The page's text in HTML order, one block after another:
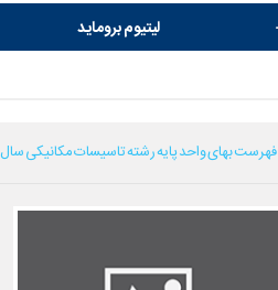
لیتیوم بروماید
فهرست بهای واحد پایه رشته تاسیسات مکانیکی سال 1400...